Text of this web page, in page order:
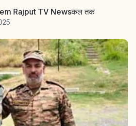
Rajput TV Newsकल तक